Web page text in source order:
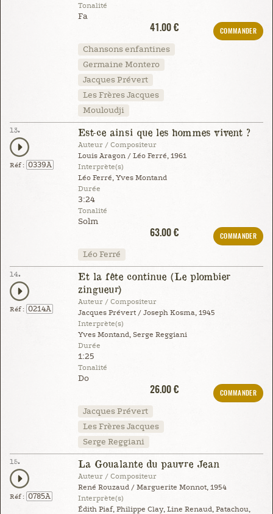
Tonalité
Fa
41.00 €
COMMANDER
Chansons enfantines
Germaine Montero
Jacques Prévert
Les Frères Jacques
Mouloudji
13.
Réf : 0339A
Est-ce ainsi que les hommes vivent ?
Auteur / Compositeur
Louis Aragon / Léo Ferré, 1961
Interprète(s)
Léo Ferré, Yves Montand
Durée
3:24
Tonalité
Solm
63.00 €
COMMANDER
Léo Ferré
14.
Réf : 0214A
Et la fête continue (Le plombier
zingueur)
Auteur / Compositeur
Jacques Prévert / Joseph Kosma, 1945
Interprète(s)
Yves Montand, Serge Reggiani
Durée
1:25
Tonalité
Do
26.00 €
COMMANDER
Jacques Prévert
Les Frères Jacques
Serge Reggiani
15.
Réf : 0785A
La Goualante du pauvre Jean
Auteur / Compositeur
René Rouzaud / Marguerite Monnot, 1954
Interprète(s)
Édith Piaf, Philippe Clay, Line Renaud, Patachou,